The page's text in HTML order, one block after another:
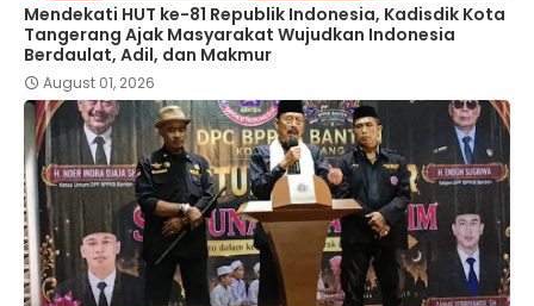
Mendekati HUT ke-81 Republik Indonesia, Kadisdik Kota
Tangerang Ajak Masyarakat Wujudkan Indonesia
Berdaulat, Adil, dan Makmur
August 01, 2026